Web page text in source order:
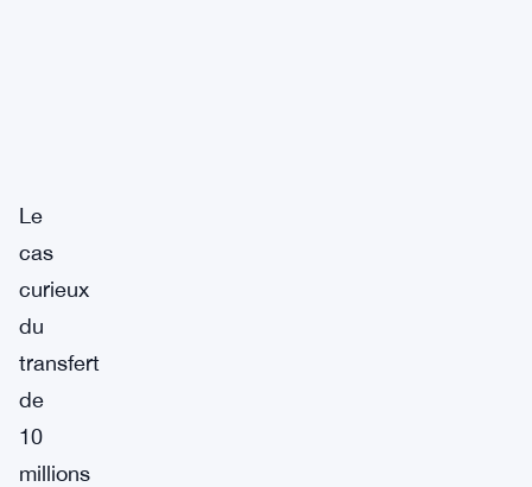
Le
cas
curieux
du
transfert
de
10
millions